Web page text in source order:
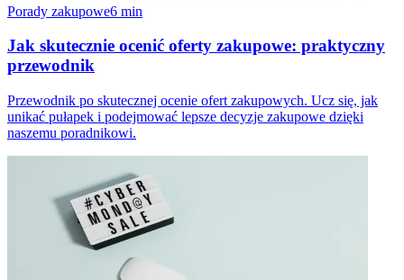
Porady zakupowe6 min
Jak skutecznie ocenić oferty zakupowe: praktyczny
przewodnik
Przewodnik po skutecznej ocenie ofert zakupowych. Ucz się, jak
unikać pułapek i podejmować lepsze decyzje zakupowe dzięki
naszemu poradnikowi.